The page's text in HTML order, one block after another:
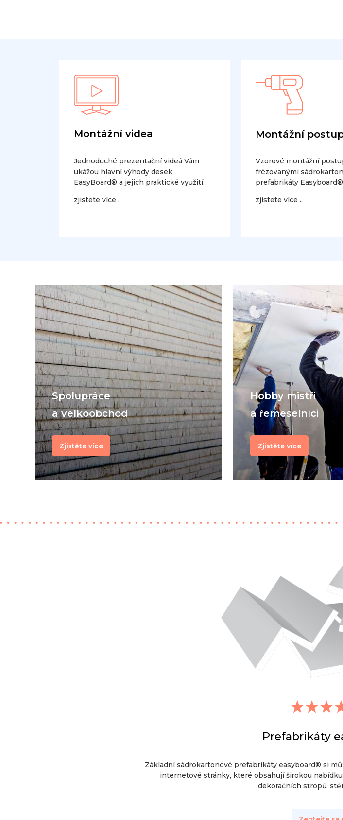
Montážní videa
Jednoduché prezentační videá Vám
ukážou hlavní výhody desek
EasyBoard® a jejich praktické využití.
zjistete více ..
Montážní
Vzorové montážní
frézovanými
prefabrikáty
zjistete více ..
Spolupráce
a velkoobchod
Zjistěte více
f
Hobby mistři
a řemeselníci
Zjistěte více
Prefabrikáty
Základní sádrokartonové prefabrikáty easyboard® si
internetové stránky, které obsahují širokou
dekoračních stropů,